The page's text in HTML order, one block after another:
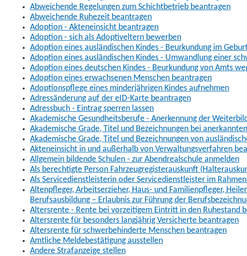
Abweichende Regelungen zum Schichtbetrieb beantragen
Abweichende Ruhezeit beantragen
Adoption - Akteneinsicht beantragen
Adoption - sich als Adoptiveltern bewerben
Adoption eines ausländischen Kindes - Beurkundung im
Adoption eines ausländischen Kindes - Umwandlung einer
Adoption eines deutschen Kindes - Beurkundung von Amts
Adoption eines erwachsenen Menschen beantragen
Adoptionspflege eines minderjährigen Kindes aufnehmen
Adressänderung auf der eID-Karte beantragen
Adressbuch - Eintrag sperren lassen
Akademische Gesundheitsberufe - Anerkennung der
Akademische Grade, Titel und Bezeichnungen bei
Akademische Grade, Titel und Bezeichnungen von
Akteneinsicht in und außerhalb von Verwaltungsverfahren
Allgemein bildende Schulen - zur Abendrealschule anmelden
Als berechtigte Person Fahrzeugregisterauskunft
Als Servicedienstleisterin oder Servicedienstleister im
Altenpfleger, Arbeitserzieher, Haus- und Familienpfleger,
Berufsausbildung – Erlaubnis zur Führung der
Altersrente - Rente bei vorzeitigem Eintritt in den Ruhestand
Altersrente für besonders langjährig Versicherte beantragen
Altersrente für schwerbehinderte Menschen beantragen
Amtliche Meldebestätigung ausstellen
Andere Strafanzeige stellen